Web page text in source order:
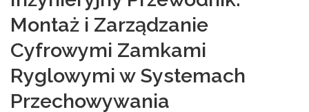
Montaż i Zarządzanie
Cyfrowymi Zamkami
Ryglowymi w Systemach
Przechowywania